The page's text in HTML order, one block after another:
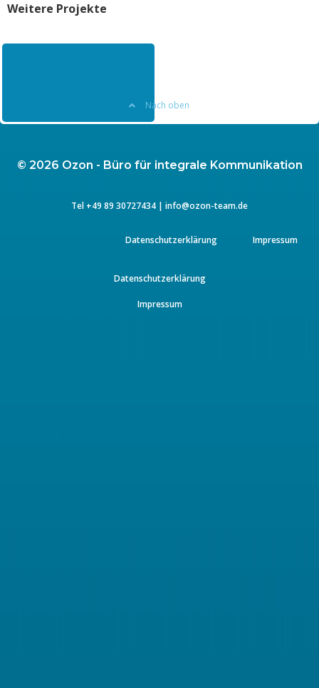
Weitere Projekte
Nach oben
© 2026 Ozon - Büro für integrale Kommunikation
Tel +49 89 30727434 | info@ozon-team.de
Datenschutzerklärung Impressum
Datenschutzerklärung
Impressum